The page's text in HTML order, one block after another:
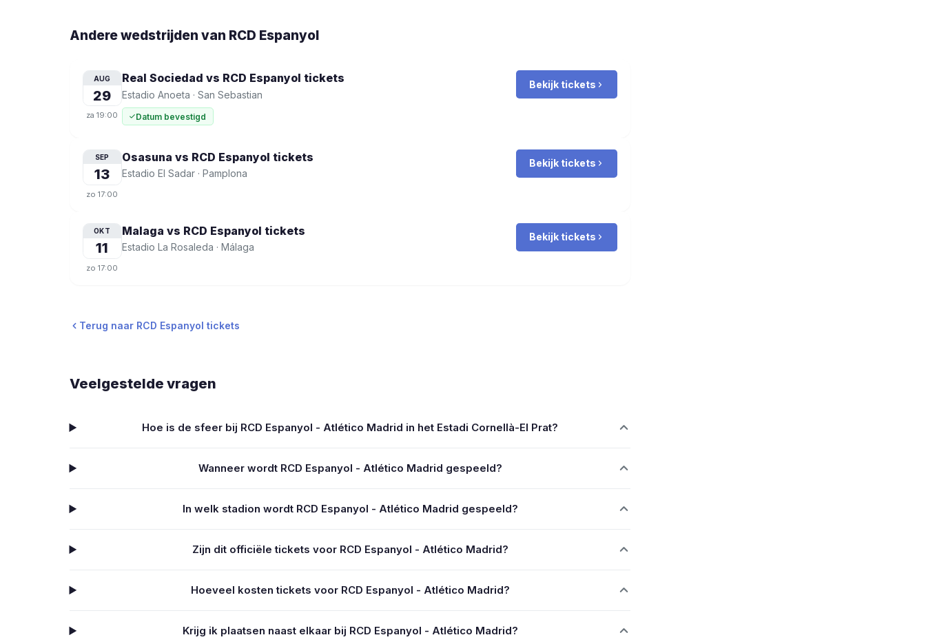
Andere wedstrijden van RCD Espanyol
AUG
29
za 19:00
Real Sociedad vs RCD Espanyol tickets
Estadio Anoeta · San Sebastian
Datum bevestigd
Bekijk tickets
SEP
13
zo 17:00
Osasuna vs RCD Espanyol tickets
Estadio El Sadar· Pamplona
Bekijk tickets
OKT
11
zo 17:00
Malaga vs RCD Espanyol tickets
Estadio La Rosaleda · Málaga
Bekijk tickets
Terug naar RCD Espanyol tickets
Veelgestelde vragen
Hoe is de sfeer bij RCD Espanyol - Atlético Madrid in het Estadi Cornellà-El Prat?
Wanneer wordt RCD Espanyol - Atlético Madrid gespeeld?
In welk stadion wordt RCD Espanyol - Atlético Madrid gespeeld?
Zijn dit officiële tickets voor RCD Espanyol - Atlético Madrid?
Hoeveel kosten tickets voor RCD Espanyol - Atlético Madrid?
Krijg ik plaatsen naast elkaar bij RCD Espanyol - Atlético Madrid?